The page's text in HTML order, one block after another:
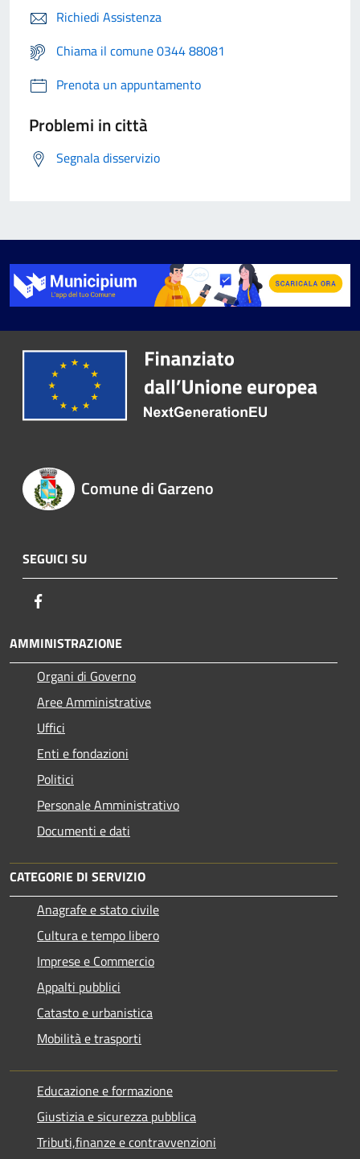
Richiedi Assistenza
Chiama il comune 0344 88081
Prenota un appuntamento
Problemi in città
Segnala disservizio
Comune di Garzeno
SEGUICI SU
AMMINISTRAZIONE
Organi di Governo
Aree Amministrative
Uffici
Enti e fondazioni
Politici
Personale Amministrativo
Documenti e dati
CATEGORIE DI SERVIZIO
Anagrafe e stato civile
Cultura e tempo libero
Imprese e Commercio
Appalti pubblici
Catasto e urbanistica
Mobilità e trasporti
Educazione e formazione
Giustizia e sicurezza pubblica
Tributi,finanze e contravvenzioni